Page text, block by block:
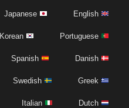
English
Japanese
Portuguese
Korean
Danish
Spanish
Greek
Swedish
Dutch
Italian